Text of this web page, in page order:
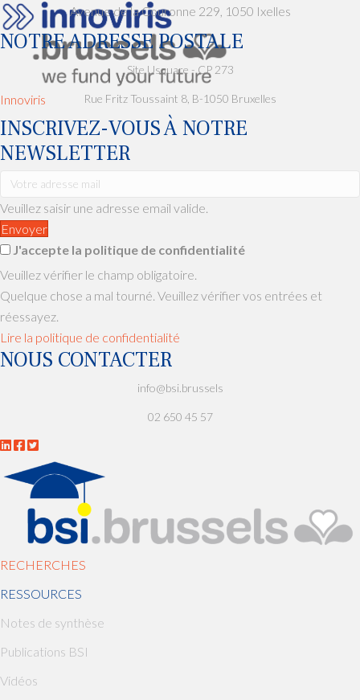
Innoviris
Avenue de la Couronne 229, 1050 Ixelles
NOTRE ADRESSE POSTALE
Site Usquare - CP 273
Rue Fritz Toussaint 8, B-1050 Bruxelles
INSCRIVEZ-VOUS À NOTRE
NEWSLETTER
Veuillez saisir une adresse email valide.
Envoyer
J'accepte la politique de confidentialité
Veuillez vérifier le champ obligatoire.
Quelque chose a mal tourné. Veuillez vérifier vos entrées et
réessayez.
Lire la politique de confidentialité
NOUS CONTACTER
info@bsi.brussels
02 650 45 57
RECHERCHES
RESSOURCES
Notes de synthèse
Publications BSI
Vidéos